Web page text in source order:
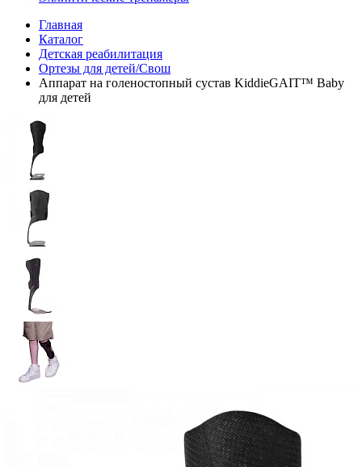
Главная
Каталог
Детская реабилитация
Ортезы для детей/Свош
Аппарат на голеностопный сустав KiddieGAIT™ Baby
для детей